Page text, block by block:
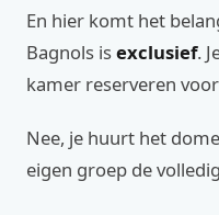
En hier komt het
Bagnols isexclusief.
kamer reserveren
Nee, je huurt het
eigen groep de